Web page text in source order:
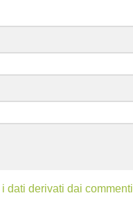
dati derivati dai commenti